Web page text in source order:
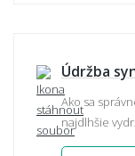
Údržba
Ako sa
najdlhšie